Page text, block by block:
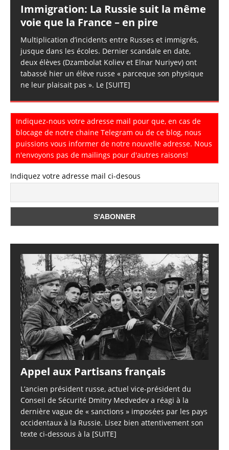
Immigration: La Russie suit la même
voie que la France – en pire
Multiplication d’incidents entre Russes et immigrés,
jusque dans les écoles. Dernier scandale en date,
deux élèves (Dzambolat Koliev et Elnar Nuriyev) ont
tabassé hier un élève russe « parceque son physique
ne leur plaisait pas ». Le [SUITE]
Indiquez-nous votre adresse mail pour que, en cas de
blocage de notre chaine Telegram ou de ce blog, nous
puissions vous informer de notre nouvelle adresse. Nous
n'envoyons pas de mailings pour d'autres raisons!
Indiquez votre adresse mail ci-desous
Appel aux Partisans français
L’ancien président russe, actuel vice-président du
Conseil de Sécurité Dmitry Medvedev a réagi à la
dernière vague de « sanctions » imposées par les pays
occidentaux à la Russie. Lisez bien attentivement son
texte ci-dessous à la [SUITE]